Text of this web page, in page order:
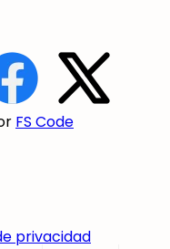
FS Code
privacidad